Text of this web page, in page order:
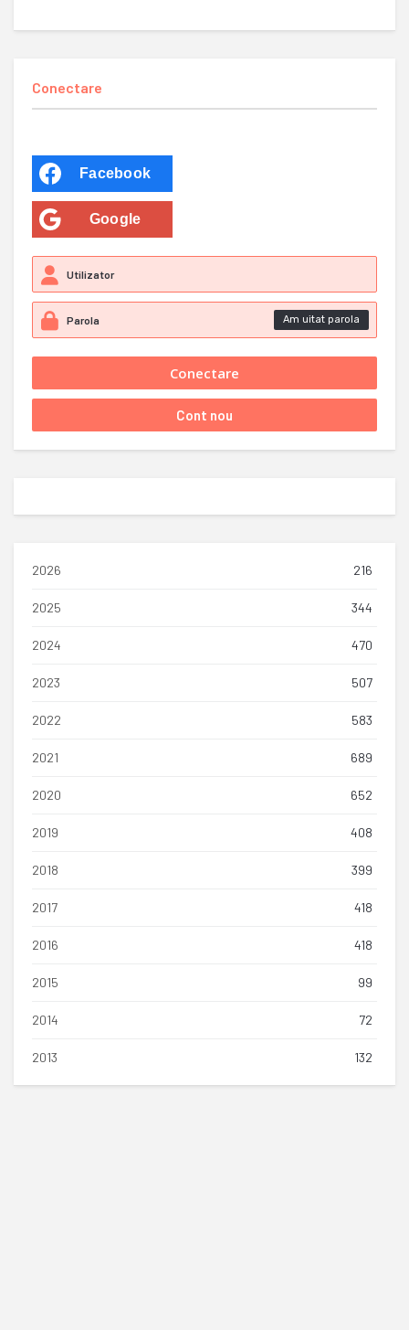
Conectare
Facebook
Google
Am uitat parola
2026 216
2025 344
2024 470
2023 507
2022 583
2021 689
2020 652
2019 408
2018 399
2017 418
2016 418
2015 99
2014 72
2013 132